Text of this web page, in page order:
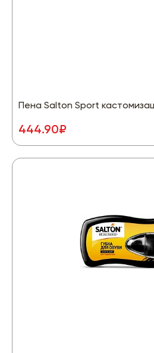
Пена Salton Sport
444.90₽